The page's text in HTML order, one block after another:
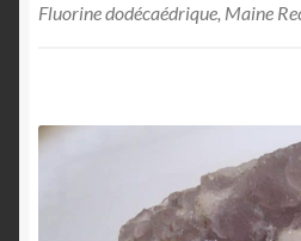
Fluorine dodécaédrique, Maine